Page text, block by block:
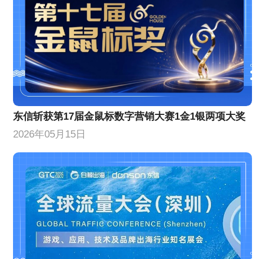
东信斩获第17届金鼠标数字营销大赛1金1银两项大奖
2026年05月15日